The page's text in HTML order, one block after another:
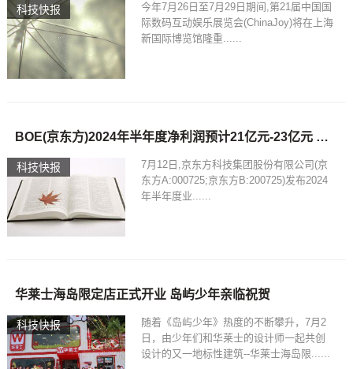
科技快报
今年7月26日至7月29日期间,第21届中国国
际数码互动娱乐展览会(ChinaJoy)将在上海
新国际博览馆隆重......
科技快报
BOE(京东方)2024年半年度净利润预计21亿元-23亿元 彰显强劲发展新动能
7月12日,京东方科技集团股份有限公司(京
东方A:000725;京东方B:200725)发布2024
年半年度业......
科技快报
华莱士海岛限定店正式开业 岛屿少年亲临祝贺
随着《岛屿少年》热度的不断攀升，7月2
日，由少年们和华莱士的设计师一起共创
设计的又一地标性建筑--华莱士海岛限......